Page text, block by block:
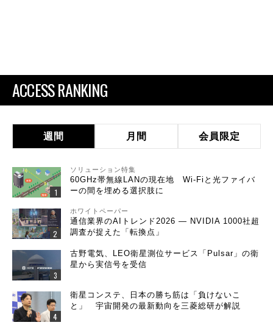
ACCESS RANKING
週間 月間 会員限定
ソリューション特集
60GHz帯無線LANの現在地 Wi-Fiと光ファイバ
ーの間を埋める選択肢に
ホワイトペーパー
通信業界のAIトレンド2026 ― NVIDIA 1000社超
調査が捉えた「転換点」
古野電気、LEO衛星測位サービス「Pulsar」の衛
星から実信号を受信
衛星コンステ、日本の勝ち筋は「負けないこ
と」 宇宙開発の最新動向を三菱総研が解説